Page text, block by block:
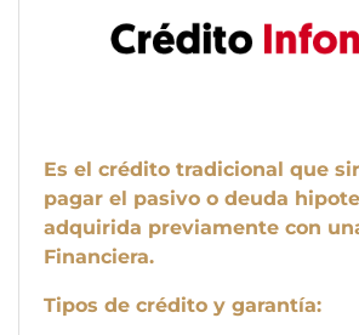
Es el crédito tradicional que
pagar el pasivo o deuda
adquirida previamente con
Financiera.
Tipos de crédito y garantía: